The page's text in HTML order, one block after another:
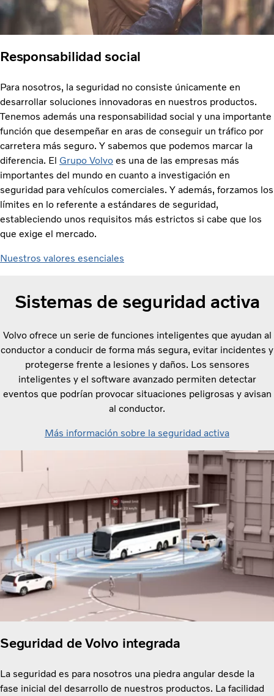
Responsabilidad social
Para nosotros, la seguridad no consiste únicamente en
desarrollar soluciones innovadoras en nuestros productos.
Tenemos además una responsabilidad social y una importante
función que desempeñar en aras de conseguir un tráfico por
carretera más seguro. Y sabemos que podemos marcar la
diferencia. El Grupo Volvo es una de las empresas más
importantes del mundo en cuanto a investigación en
seguridad para vehículos comerciales. Y además, forzamos los
límites en lo referente a estándares de seguridad,
estableciendo unos requisitos más estrictos si cabe que los
que exige el mercado.
Nuestros valores esenciales
Sistemas de seguridad activa
Volvo ofrece un serie de funciones inteligentes que ayudan al
conductor a conducir de forma más segura, evitar incidentes y
protegerse frente a lesiones y daños. Los sensores
inteligentes y el software avanzado permiten detectar
eventos que podrían provocar situaciones peligrosas y avisan
al conductor.
Más información sobre la seguridad activa
Seguridad de Volvo integrada
La seguridad es para nosotros una piedra angular desde la
fase inicial del desarrollo de nuestros productos. La facilidad